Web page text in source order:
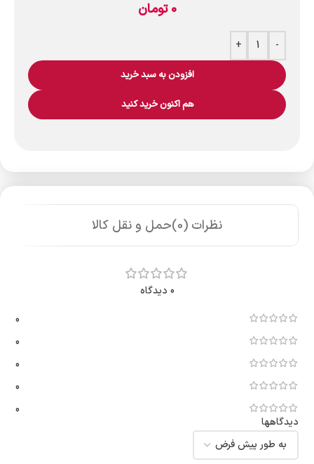
0 تومان
-
+
افزودن به سبد خرید
هم اکنون خرید کنید
نظرات (0) حمل و نقل کالا
0 دیدگاه
0
0
0
0
0
دیدگاهها